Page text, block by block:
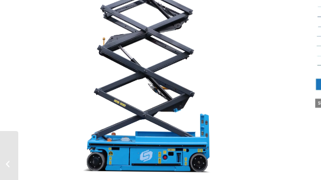
16M 4X4 Dizel Eklemli